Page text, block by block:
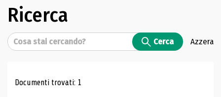
Ricerca
Cerca Cerca Azzera
Risultati di ricerca
Documenti trovati: 1